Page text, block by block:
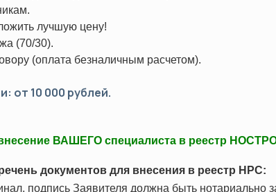
(ПТМ)
Техническое освидетельствовани
Оценка профессиональных рисков
Системы экологического
Вступление в СРО
лучшую цену!
(70/30).
(оплата безналичным расчетом).
от 10 000 рублей.
ВАШЕГО специалиста в реестр
документов для внесения в реестр НРС:
подпись Заявителя должна быть нотариально